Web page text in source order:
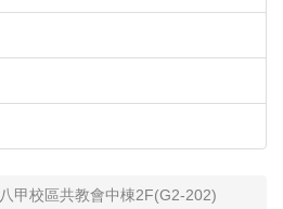
八甲校區共教會中棟2F(G2-202)